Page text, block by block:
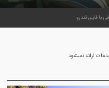
با قایق تندرو
ارائه نمیشود